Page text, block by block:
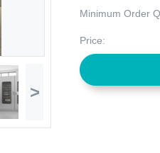
>
Minimum Order
Price: